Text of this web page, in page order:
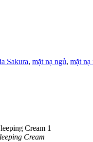
Sakura, mặt nạ ngủ, mặt nạ
Cream